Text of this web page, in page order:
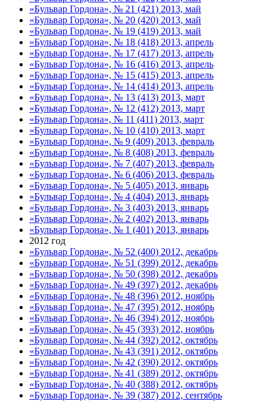
«Бульвар Гордона», № 21 (421) 2013, май
«Бульвар Гордона», № 20 (420) 2013, май
«Бульвар Гордона», № 19 (419) 2013, май
«Бульвар Гордона», № 18 (418) 2013, апрель
«Бульвар Гордона», № 17 (417) 2013, апрель
«Бульвар Гордона», № 16 (416) 2013, апрель
«Бульвар Гордона», № 15 (415) 2013, апрель
«Бульвар Гордона», № 14 (414) 2013, апрель
«Бульвар Гордона», № 13 (413) 2013, март
«Бульвар Гордона», № 12 (412) 2013, март
«Бульвар Гордона», № 11 (411) 2013, март
«Бульвар Гордона», № 10 (410) 2013, март
«Бульвар Гордона», № 9 (409) 2013, февраль
«Бульвар Гордона», № 8 (408) 2013, февраль
«Бульвар Гордона», № 7 (407) 2013, февраль
«Бульвар Гордона», № 6 (406) 2013, февраль
«Бульвар Гордона», № 5 (405) 2013, январь
«Бульвар Гордона», № 4 (404) 2013, январь
«Бульвар Гордона», № 3 (403) 2013, январь
«Бульвар Гордона», № 2 (402) 2013, январь
«Бульвар Гордона», № 1 (401) 2013, январь
2012 год
«Бульвар Гордона», № 52 (400) 2012, декабрь
«Бульвар Гордона», № 51 (399) 2012, декабрь
«Бульвар Гордона», № 50 (398) 2012, декабрь
«Бульвар Гордона», № 49 (397) 2012, декабрь
«Бульвар Гордона», № 48 (396) 2012, ноябрь
«Бульвар Гордона», № 47 (395) 2012, ноябрь
«Бульвар Гордона», № 46 (394) 2012, ноябрь
«Бульвар Гордона», № 45 (393) 2012, ноябрь
«Бульвар Гордона», № 44 (392) 2012, октябрь
«Бульвар Гордона», № 43 (391) 2012, октябрь
«Бульвар Гордона», № 42 (390) 2012, октябрь
«Бульвар Гордона», № 41 (389) 2012, октябрь
«Бульвар Гордона», № 40 (388) 2012, октябрь
«Бульвар Гордона», № 39 (387) 2012, сентябрь